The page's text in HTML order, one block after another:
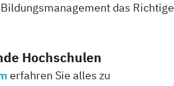
das Richtige
Hochschulen
erfahren Sie alles zu